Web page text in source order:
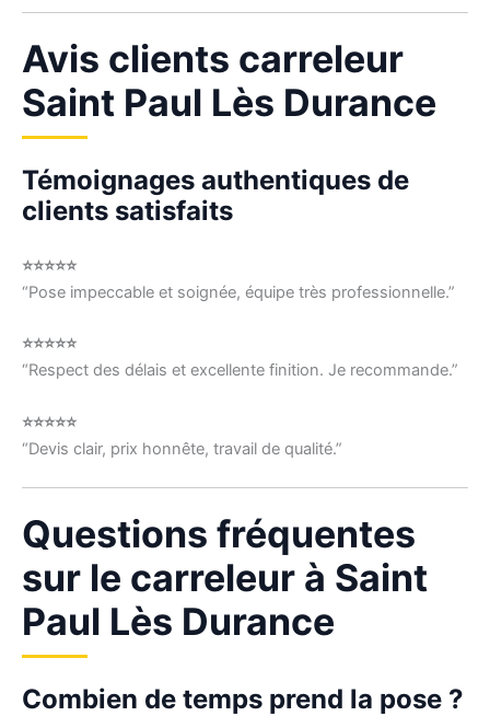
Avis clients carreleur
Saint Paul Lès Durance
Témoignages authentiques de
clients satisfaits
⭐⭐⭐⭐⭐
“Pose impeccable et soignée, équipe très professionnelle.”
⭐⭐⭐⭐⭐
“Respect des délais et excellente finition. Je recommande.”
⭐⭐⭐⭐⭐
“Devis clair, prix honnête, travail de qualité.”
Questions fréquentes
sur le carreleur à Saint
Paul Lès Durance
Combien de temps prend la pose ?